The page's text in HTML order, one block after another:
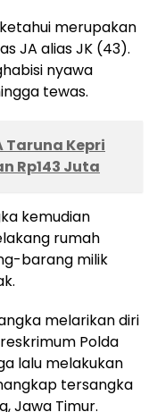
merupakan
JA alias JK (43).
nyawa
tewas.
Taruna Kepri
Rp143 Juta
kemudian
rumah
barang milik
melarikan diri
Polda
lalu melakukan
tersangka
Jawa Timur.